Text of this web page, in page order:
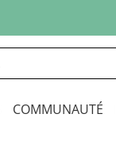
COMMUNAUTÉ